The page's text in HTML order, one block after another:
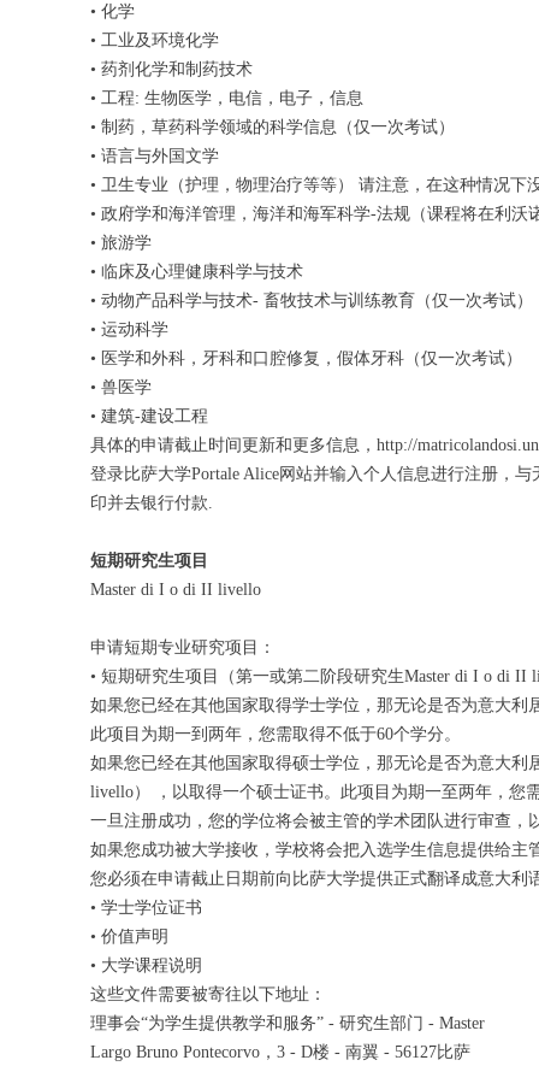
• 化学
• 工业及环境化学
• 药剂化学和制药技术
• 工程: 生物医学，电信，电子，信息
• 制药，草药科学领域的科学信息（仅一次考试）
• 语言与外国文学
• 卫生专业（护理，物理治疗等等） 请注意，在这种情况下
• 政府学和海洋管理，海洋和海军科学-法规（课程将在利沃
• 旅游学
• 临床及心理健康科学与技术
• 动物产品科学与技术- 畜牧技术与训练教育（仅一次考试）
• 运动科学
• 医学和外科，牙科和口腔修复，假体牙科（仅一次考试）
• 兽医学
• 建筑-建设工程
具体的申请截止时间更新和更多信息，http://
登录比萨大学Portale Alice网站并输入个人信息进行注册，与
印并去银行付款.
短期研究生项目
Master di I o di II livello
申请短期专业研究项目：
• 短期研究生项目（第一或第二阶段研究生Master di I o di II
如果您已经在其他国家取得学士学位，那无论是否为意大利
此项目为期一到两年，您需取得不低于60个学分。
如果您已经在其他国家取得硕士学位，那无论是否为意大利
livello） ，以取得一个硕士证书。此项目为期一至两年，您
一旦注册成功，您的学位将会被主管的学术团队进行审查
如果您成功被大学接收，学校将会把入选学生信息提供给
您必须在申请截止日期前向比萨大学提供正式翻译成意大利
• 学士学位证书
• 价值声明
• 大学课程说明
这些文件需要被寄往以下地址：
理事会“为学生提供教学和服务” - 研究生部门 - Master
Largo Bruno Pontecorvo，3 - D楼 - 南翼 - 56127比萨